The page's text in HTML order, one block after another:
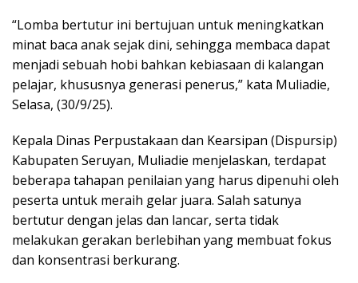
“Lomba bertutur ini bertujuan untuk meningkatkan
minat baca anak sejak dini, sehingga membaca dapat
menjadi sebuah hobi bahkan kebiasaan di kalangan
pelajar, khususnya generasi penerus,” kata Muliadie,
Selasa, (30/9/25).
Kepala Dinas Perpustakaan dan Kearsipan (Dispursip)
Kabupaten Seruyan, Muliadie menjelaskan, terdapat
beberapa tahapan penilaian yang harus dipenuhi oleh
peserta untuk meraih gelar juara. Salah satunya
bertutur dengan jelas dan lancar, serta tidak
melakukan gerakan berlebihan yang membuat fokus
dan konsentrasi berkurang.